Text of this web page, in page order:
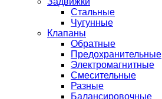
Стальные
Чугунные
Клапаны
Обратные
Предохранительные
Электромагнитные
Смесительные
Разные
Балансировочные